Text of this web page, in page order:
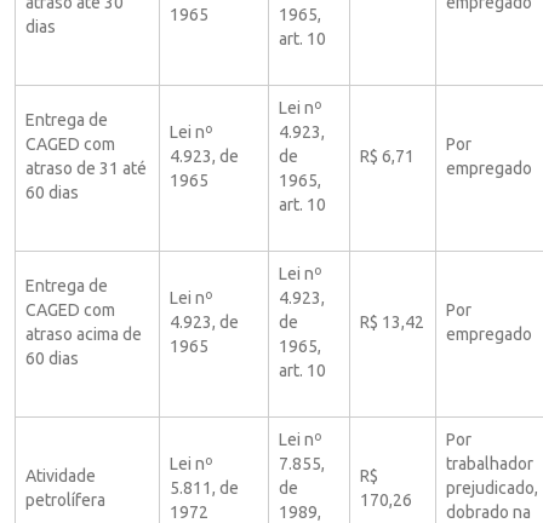
dias
1965
1965,
art. 10
Entrega de
CAGED com
atraso de 31 até
60 dias
Lei nº
4.923, de
1965
Lei nº
4.923,
de
1965,
art. 10
R$ 6,71
Por
empregado
Entrega de
CAGED com
atraso acima de
60 dias
Lei nº
4.923, de
1965
Lei nº
4.923,
de
1965,
art. 10
R$ 13,42
Por
empregado
Atividade
petrolífera
Lei nº
5.811, de
1972
Lei nº
7.855,
de
1989,
R$
170,26
Por
trabalhador
prejudicado,
dobrado na